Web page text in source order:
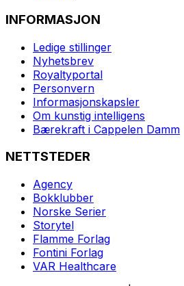
INFORMASJON
Ledige stillinger
Nyhetsbrev
Royaltyportal
Personvern
Informasjonskapsler
Om kunstig intelligens
Bærekraft i Cappelen Damm
NETTSTEDER
Agency
Bokklubber
Norske Serier
Storytel
Flamme Forlag
Fontini Forlag
VAR Healthcare